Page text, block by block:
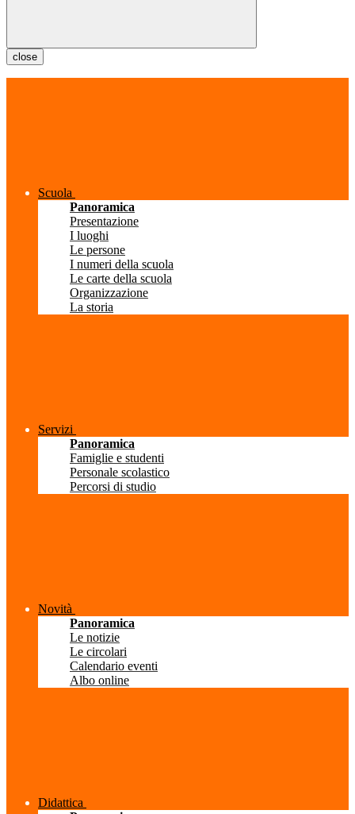
close
Scuola
Panoramica
Presentazione
I luoghi
Le persone
I numeri della scuola
Le carte della scuola
Organizzazione
La storia
Servizi
Panoramica
Famiglie e studenti
Personale scolastico
Percorsi di studio
Novità
Panoramica
Le notizie
Le circolari
Calendario eventi
Albo online
Didattica